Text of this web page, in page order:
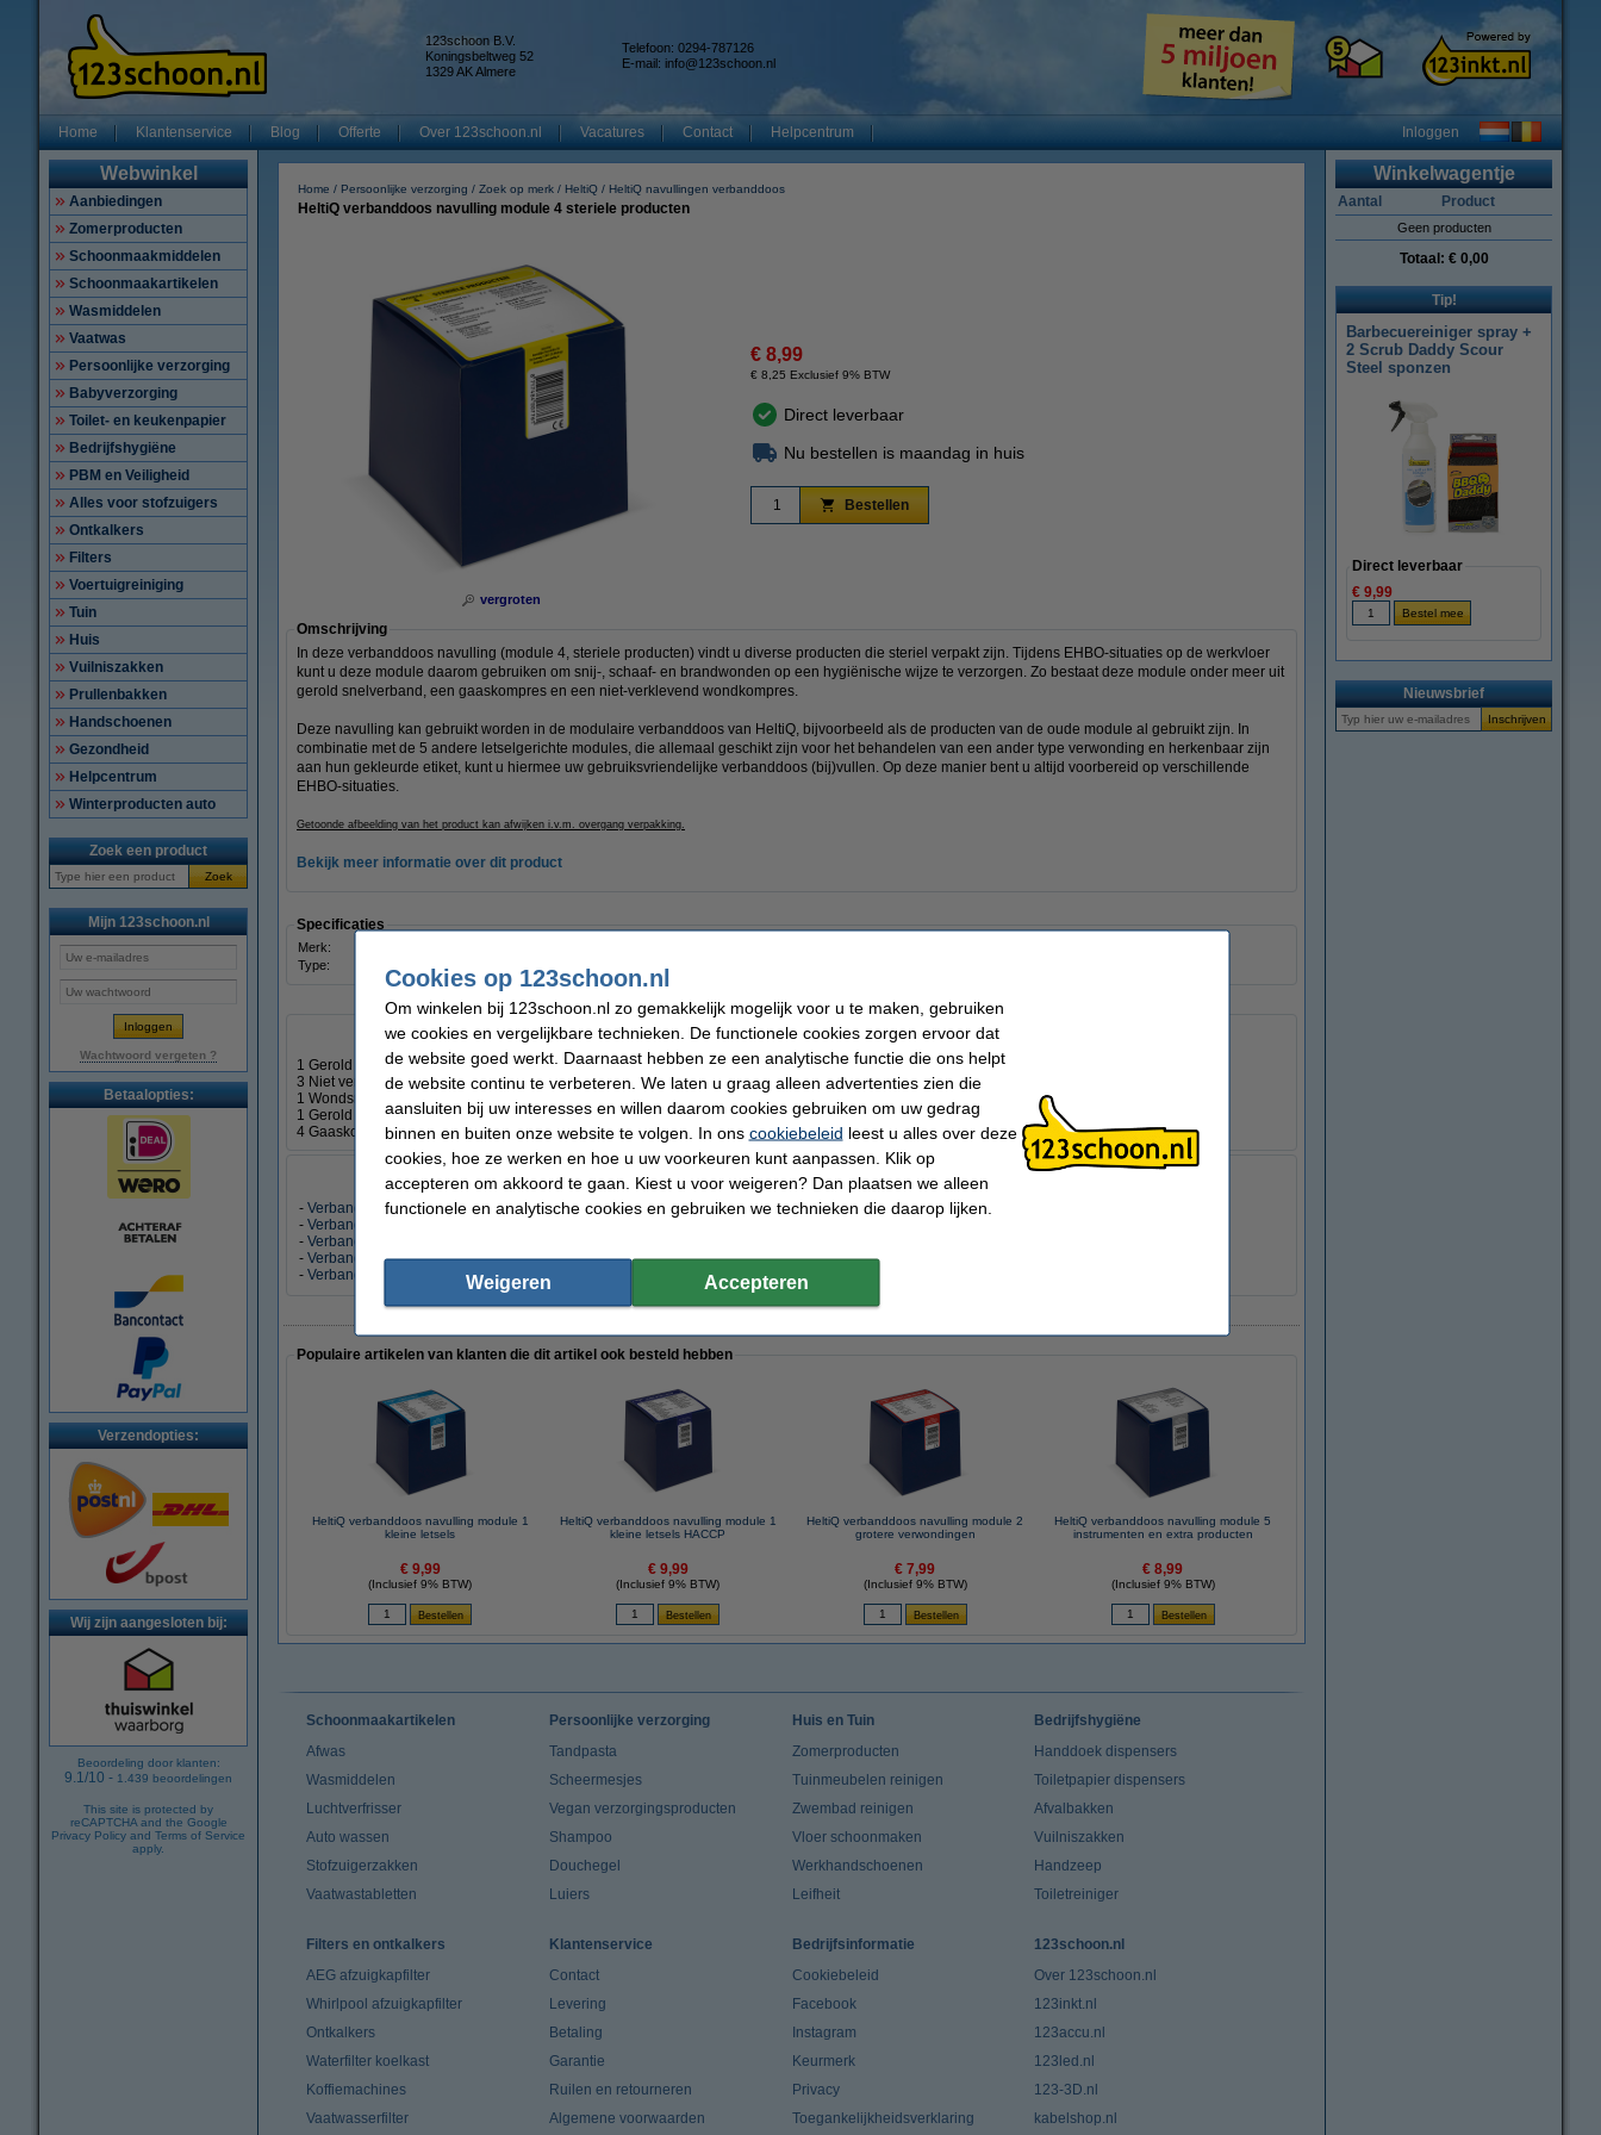
123schoon B.V.
Koningsbeltweg 52
1329 AK Almere
Telefoon: 0294-787126
E-mail: info@123schoon.nl
Home Klantenservice Blog Offerte Over 123schoon.nl Vacatures Contact Helpcentrum Inloggen
Webwinkel
Aanbiedingen
Zomerproducten
Schoonmaakmiddelen
Schoonmaakartikelen
Wasmiddelen
Vaatwas
Persoonlijke verzorging
Babyverzorging
Toilet- en keukenpapier
Bedrijfshygiëne
PBM en Veiligheid
Alles voor stofzuigers
Ontkalkers
Filters
Voertuigreiniging
Tuin
Huis
Vuilniszakken
Prullenbakken
Handschoenen
Gezondheid
Helpcentrum
Winterproducten auto
Zoek een product
Zoek
Mijn 123schoon.nl
Wachtwoord vergeten ?
Betaalopties:
Verzendopties:
Wij zijn aangesloten bij:
Beoordeling door klanten:
9.1/10 - 1.439 beoordelingen
This site is protected by
reCAPTCHA and the Google
Privacy Policy and Terms of Service
apply.
Home Persoonlijke verzorging Zoek op merk HeltiQ HeltiQ navullingen verbanddoos
HeltiQ verbanddoos navulling module 4 steriele producten
vergroten
€ 8,99
€ 8,25 Exclusief 9% BTW
Direct leverbaar
Nu bestellen is maandag in huis
Bestellen
Omschrijving
In deze verbanddoos navulling (module 4, steriele producten) vindt u diverse producten die steriel verpakt zijn. Tijdens EHBO-situaties op de werkvloer
kunt u deze module daarom gebruiken om snij-, schaaf- en brandwonden op een hygiënische wijze te verzorgen. Zo bestaat deze module onder meer uit
gerold snelverband, een gaaskompres en een niet-verklevend wondkompres.
Deze navulling kan gebruikt worden in de modulaire verbanddoos van HeltiQ, bijvoorbeeld als de producten van de oude module al gebruikt zijn. In
combinatie met de 5 andere letselgerichte modules, die allemaal geschikt zijn voor het behandelen van een ander type verwonding en herkenbaar zijn
aan hun gekleurde etiket, kunt u hiermee uw gebruiksvriendelijke verbanddoos (bij)vullen. Op deze manier bent u altijd voorbereid op verschillende
EHBO-situaties.
Getoonde afbeelding van het product kan afwijken i.v.m. overgang verpakking.
Bekijk meer informatie over dit product
Specificaties
Merk:
Type:
Inhoud verbanddoos
1 Gerold Snelverband nr. 3 10 x 12 cm
3 Niet verklevende wondkompressen 10 x 10 cm
1 Wondsnelverband nr. 2, 6 x 8 cm
1 Gerold Snelverband nr. 1, 6 x 8 cm
4 Gaaskompressen 10 x 10 cm
Geschikte verbanddozen
- Verbanddoos modulair BHV
- Verbanddoos modulair BHV+
- Verbanddoos modulair HACCP
- Verbanddoos modulair Kind
- Verbanddoos modulair Sport
Populaire artikelen van klanten die dit artikel ook besteld hebben
HeltiQ verbanddoos navulling module 1
kleine letsels
€ 9,99
(Inclusief 9% BTW)
HeltiQ verbanddoos navulling module 1
kleine letsels HACCP
€ 9,99
(Inclusief 9% BTW)
HeltiQ verbanddoos navulling module 2
grotere verwondingen
€ 7,99
(Inclusief 9% BTW)
HeltiQ verbanddoos navulling module 5
instrumenten en extra producten
€ 8,99
(Inclusief 9% BTW)
Winkelwagentje
Aantal Product
Geen producten
Totaal: € 0,00
Tip!
Barbecuereiniger spray +
2 Scrub Daddy Scour
Steel sponzen
Direct leverbaar
€ 9,99
Nieuwsbrief
Schoonmaakartikelen
Afwas
Wasmiddelen
Luchtverfrisser
Auto wassen
Stofzuigerzakken
Vaatwastabletten
Persoonlijke verzorging
Tandpasta
Scheermesjes
Vegan verzorgingsproducten
Shampoo
Douchegel
Luiers
Huis en Tuin
Zomerproducten
Tuinmeubelen reinigen
Zwembad reinigen
Vloer schoonmaken
Werkhandschoenen
Leifheit
Bedrijfshygiëne
Handdoek dispensers
Toiletpapier dispensers
Afvalbakken
Vuilniszakken
Handzeep
Toiletreiniger
Filters en ontkalkers
AEG afzuigkapfilter
Whirlpool afzuigkapfilter
Ontkalkers
Waterfilter koelkast
Koffiemachines
Vaatwasserfilter
Klantenservice
Contact
Levering
Betaling
Garantie
Ruilen en retourneren
Algemene voorwaarden
Bedrijfsinformatie
Cookiebeleid
Facebook
Instagram
Keurmerk
Privacy
Toegankelijkheidsverklaring
123schoon.nl
Over 123schoon.nl
123inkt.nl
123accu.nl
123led.nl
123-3D.nl
kabelshop.nl
Cookies op 123schoon.nl
Om winkelen bij 123schoon.nl zo gemakkelijk mogelijk voor u te maken, gebruiken
we cookies en vergelijkbare technieken. De functionele cookies zorgen ervoor dat
de website goed werkt. Daarnaast hebben ze een analytische functie die ons helpt
de website continu te verbeteren. We laten u graag alleen advertenties zien die
aansluiten bij uw interesses en willen daarom cookies gebruiken om uw gedrag
binnen en buiten onze website te volgen. In ons cookiebeleid leest u alles over deze
cookies, hoe ze werken en hoe u uw voorkeuren kunt aanpassen. Klik op
accepteren om akkoord te gaan. Kiest u voor weigeren? Dan plaatsen we alleen
functionele en analytische cookies en gebruiken we technieken die daarop lijken.
Weigeren Accepteren